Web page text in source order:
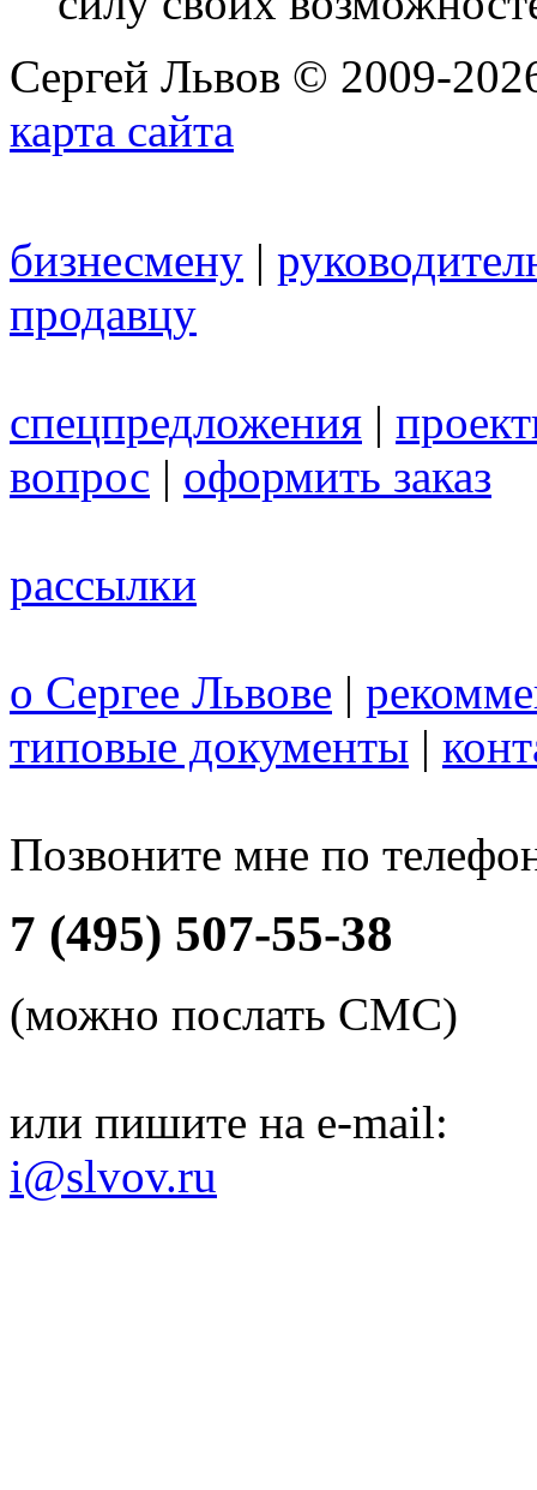
Сергей Львов © 2009-
карта сайта
бизнесмену |
продавцу
спецпредложения |
вопрос | оформить заказ
рассылки
о Сергее Львове |
типовые документы |
Позвоните мне по
7 (495) 507-55-38
(можно послать СМС)
или пишите на e-mail:
i@slvov.ru